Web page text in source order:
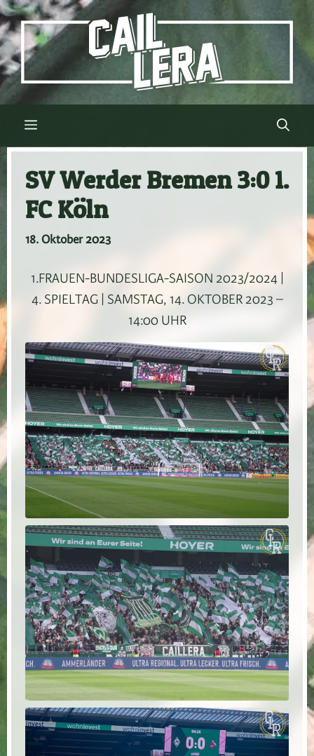
Zum
Inhalt
springen
Menü
SV Werder Bremen 3:0 1.
FC Köln
18. Oktober 2023
1.FRAUEN-BUNDESLIGA-SAISON 2023/2024 |
4. SPIELTAG | SAMSTAG, 14. OKTOBER 2023 –
14:00 UHR